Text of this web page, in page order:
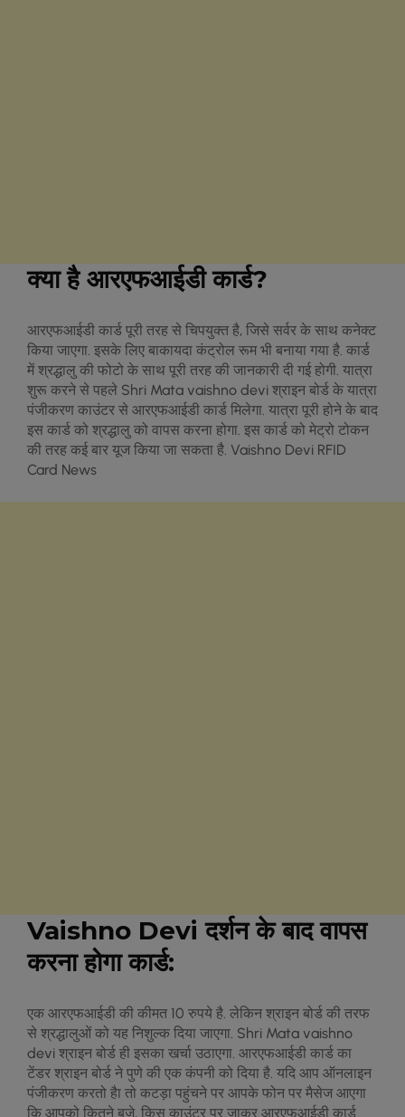
क्‍या है आरएफआईडी कार्ड?
आरएफआईडी कार्ड पूरी तरह से चिपयुक्त है, ज‍िसे सर्वर के साथ कनेक्‍ट
क‍िया जाएगा. इसके लिए बाकायदा कंट्रोल रूम भी बनाया गया है. कार्ड
में श्रद्धालु की फोटो के साथ पूरी तरह की जानकारी दी गई होगी. यात्रा
शुरू करने से पहले Shri Mata vaishno devi श्राइन बोर्ड के यात्रा
पंजीकरण काउंटर से आरएफआईडी कार्ड म‍िलेगा. यात्रा पूरी होने के बाद
इस कार्ड को श्रद्धालु को वापस करना होगा. इस कार्ड को मेट्रो टोकन
की तरह कई बार यूज क‍िया जा सकता है. Vaishno Devi RFID
Card News
Vaishno Devi दर्शन के बाद वापस
करना होगा कार्ड:
एक आरएफआईडी की कीमत 10 रुपये है. लेकिन श्राइन बोर्ड की तरफ
से श्रद्धालुओं को यह निशुल्‍क द‍िया जाएगा. Shri Mata vaishno
devi श्राइन बोर्ड ही इसका खर्चा उठाएगा. आरएफआईडी कार्ड का
टेंडर श्राइन बोर्ड ने पुणे की एक कंपनी को दिया है. यद‍ि आप ऑनलाइन
पंजीकरण करतो हैा तो कटड़ा पहुंचने पर आपके फोन पर मैसेज आएगा
कि आपको कितने बजे, किस काउंटर पर जाकर आरएफआईडी कार्ड